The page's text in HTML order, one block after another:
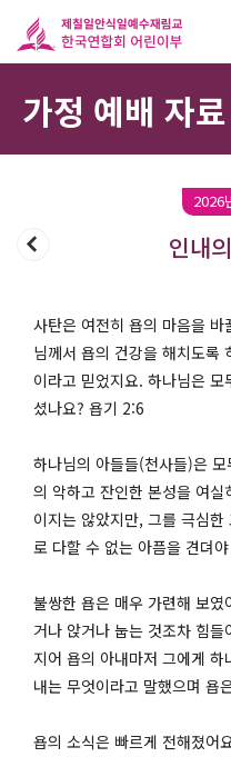
가정 예배 자료
2026
인내
사탄은 여전히 욥의 마음을
님께서 욥의 건강을 해치도록
이라고 믿었지요. 하나님은
셨나요? 욥기 2:6
하나님의 아들들(천사들)은
의 악하고 잔인한 본성을 여
이지는 않았지만, 그를 극심
로 다할 수 없는 아픔을 견뎌
불쌍한 욥은 매우 가련해 보
거나 앉거나 눕는 것조차 힘
지어 욥의 아내마저 그에게
내는 무엇이라고 말했으며 욥
욥의 소식은 빠르게 전해졌어